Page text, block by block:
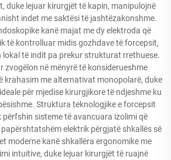
duke lejuar kirurgjët të kapin, manipulojnë
indet me saktësi të jashtëzakonshme.
kanë majat me dy elektroda që
të kontrolluar midis gozhdave të forcepsit,
lokal të indit pa prekur strukturat rrethuese.
zvogëlon në mënyrë të konsiderueshme
krahasim me alternativat monopolarë, duke
për mjedise kirurgjikore të ndjeshme ku
Struktura teknologjike e forcepsit
përfshin sisteme të avancuara izolimi që
elektrik përgjatë shkallës së
moderne kanë shkallëra ergonomike me
intuitive, duke lejuar kirurgjët të ruajnë